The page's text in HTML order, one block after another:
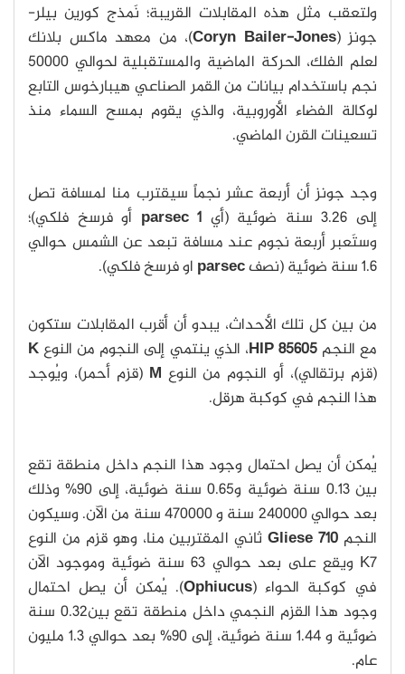
ولتعقب مثل هذه المقابلات القريبة؛ نَمذج كورين بيلر-
جونز (Coryn Bailer-Jones)، من معهد ماكس بلانك
لعلم الفلك، الحركة الماضية والمستقبلية لحوالي 50000
نجم باستخدام بيانات من القمر الصناعي هيبارخوس التابع
لوكالة الفضاء الأوروبية، والذي يقوم بمسح السماء منذ
تسعينات القرن الماضي.
وجد جونز أن أربعة عشر نجماً سيقترب منا لمسافة تصل
إلى 3.26 سنة ضوئية (أي
1
parsec أو فرسخ فلكي)؛
وستَعبر أربعة نجوم عند مسافة تبعد عن الشمس حوالي
1.6 سنة ضوئية (نصف
parsec او فرسخ فلكي).
من بين كل تلك الأحداث، يبدو أن أقرب المقابلات ستكون
مع النجمHIP 85605، الذي ينتمي إلى النجوم من النوعK
(قزم برتقالي)، أو النجوم من النوع M (قزم أحمر)، ويُوجد
هذا النجم في كوكبة هرقل.
يُمكن أن يصل احتمال وجود هذا النجم داخل منطقة تقع
بين 0.13 سنة ضوئية و0.65 سنة ضوئية، إلى 90% وذلك
بعد حوالي 240000 سنة و 470000 سنة من الآن. وسيكون
النجم Gliese 710ثاني المقتربين منا، وهو قزم من النوع
K7 ويقع على بعد حوالي 63 سنة ضوئية وموجود الآن
في كوكبة الحواء (Ophiucus). يُمكن أن يصل احتمال
وجود هذا القزم النجمي داخل منطقة تقع بين0.32 سنة
ضوئية و 1.44 سنة ضوئية، إلى 90% بعد حوالي 1.3 مليون
عام.